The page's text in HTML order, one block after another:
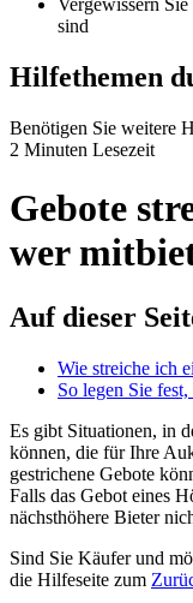
Vergewissern
sind
Hilfethemen
Benötigen Sie weitere
2 Minuten Lesezeit
Gebote
wer
Auf dieser
Wie streiche ich
So legen Sie
Es gibt Situationen, in
können, die für Ihre
gestrichene Gebote
Falls das Gebot eines
nächsthöhere Bieter
Sind Sie Käufer und
die Hilfeseite zum